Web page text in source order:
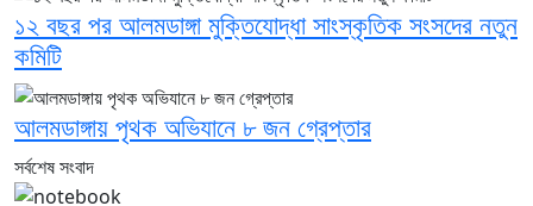
১২ বছর পর আলমডাঙ্গা মুক্তিযোদ্ধা সাংস্কৃতিক সংসদের নতুন
কমিটি
আলমডাঙ্গায় পৃথক অভিযানে ৮ জন গ্রেপ্তার
সর্বশেষ সংবাদ